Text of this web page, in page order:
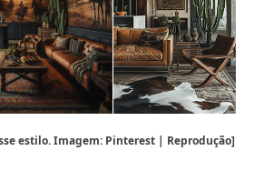
estilo. Imagem: Pinterest | Reprodução]